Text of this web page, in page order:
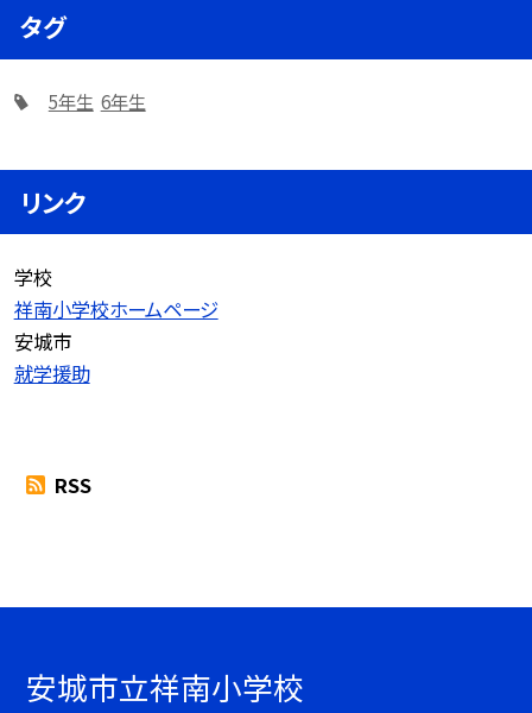
タグ
5年生 6年生
リンク
学校
祥南小学校ホームページ
安城市
就学援助
RSS
安城市立祥南小学校